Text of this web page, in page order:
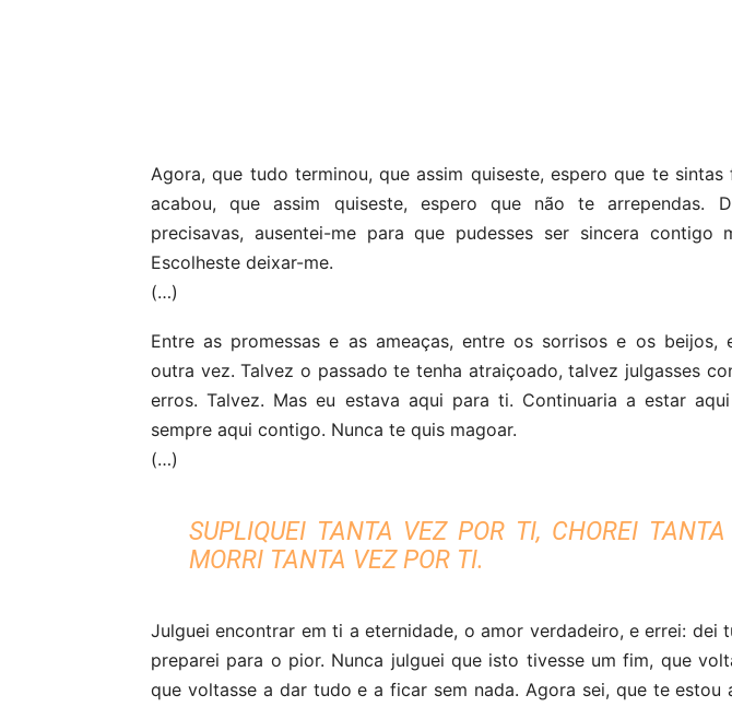
Agora, que tudo terminou, que assim quiseste, espero que te
acabou, que assim quiseste, espero que não te arrependas.
precisavas, ausentei-me para que pudesses ser sincera contigo
Escolheste deixar-me.
(…)
Entre as promessas e as ameaças, entre os sorrisos e os beijos,
outra vez. Talvez o passado te tenha atraiçoado, talvez julgasses
erros. Talvez. Mas eu estava aqui para ti. Continuaria a estar
sempre aqui contigo. Nunca te quis magoar.
(…)
SUPLIQUEI TANTA VEZ POR TI, CHOREI
MORRI TANTA VEZ POR TI.
Julguei encontrar em ti a eternidade, o amor verdadeiro, e errei: dei
preparei para o pior. Nunca julguei que isto tivesse um fim, que
que voltasse a dar tudo e a ficar sem nada. Agora sei, que te estou